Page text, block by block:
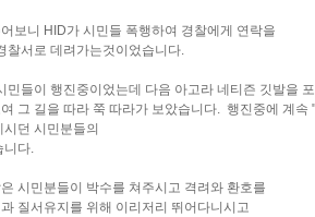
보니 HID가 시민들 폭행하여 경찰에게 연락을
찰서로 데려가는것이었습니다.
들이 행진중이었는데 다음 아고라 네티즌 깃발을
그 길을 따라 쭉 따라가 보았습니다. 행진중에 계
던 시민분들의
다.
시민분들이 박수를 쳐주시고 격려와 환호를
질서유지를 위해 이리저리 뛰어다니시고